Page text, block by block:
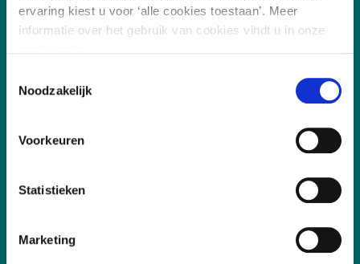
ervaring kiest u voor ‘alle cookies toestaan’. Meer
informatie over het gebruik van cookies vindt u in onze
Noodzakelijk
Voorkeuren
Statistieken
Marketing
Digitalisering
Sociaal